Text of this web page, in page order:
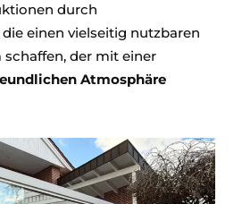
durch
einen vielseitig nutzbaren
der mit einer
Atmosphäre